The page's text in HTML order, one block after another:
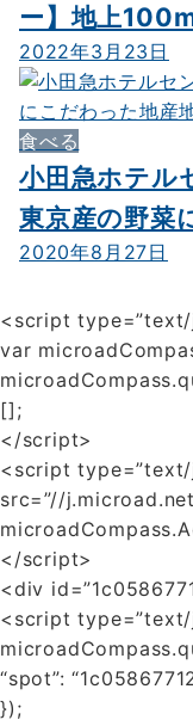
ー】地上
2022年3月23日
食べる
小田急ホテル
東京産の野菜
2020年8月27日
<script
var
[];
</script>
<script type=”text/
src=”//
</script>
<div
<script
“spot”:
});